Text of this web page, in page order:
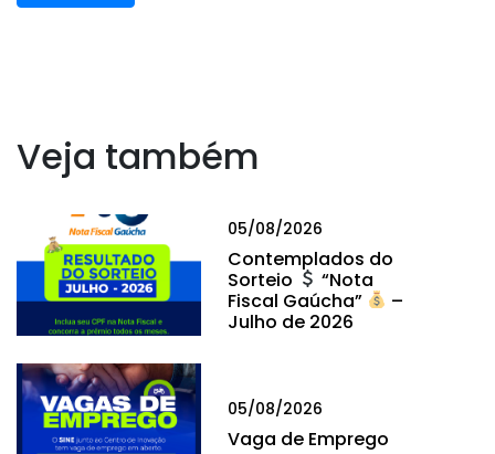
Veja também
05/08/2026
Contemplados do
Sorteio
“Nota
Fiscal Gaúcha”
–
Julho de 2026
05/08/2026
Vaga de Emprego